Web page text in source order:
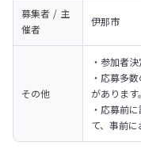
募集者 / 主
催者
伊那市
その他
・参加者
・応募多
があります。
・応募前
て、事前に